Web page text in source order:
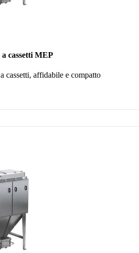
cassetti MEP
cassetti, affidabile e compatto